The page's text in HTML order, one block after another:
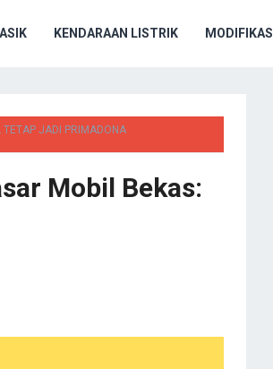
KENDARAAN LISTRIK MODIFIKASI
TETAP JADI PRIMADONA
Mobil Bekas: